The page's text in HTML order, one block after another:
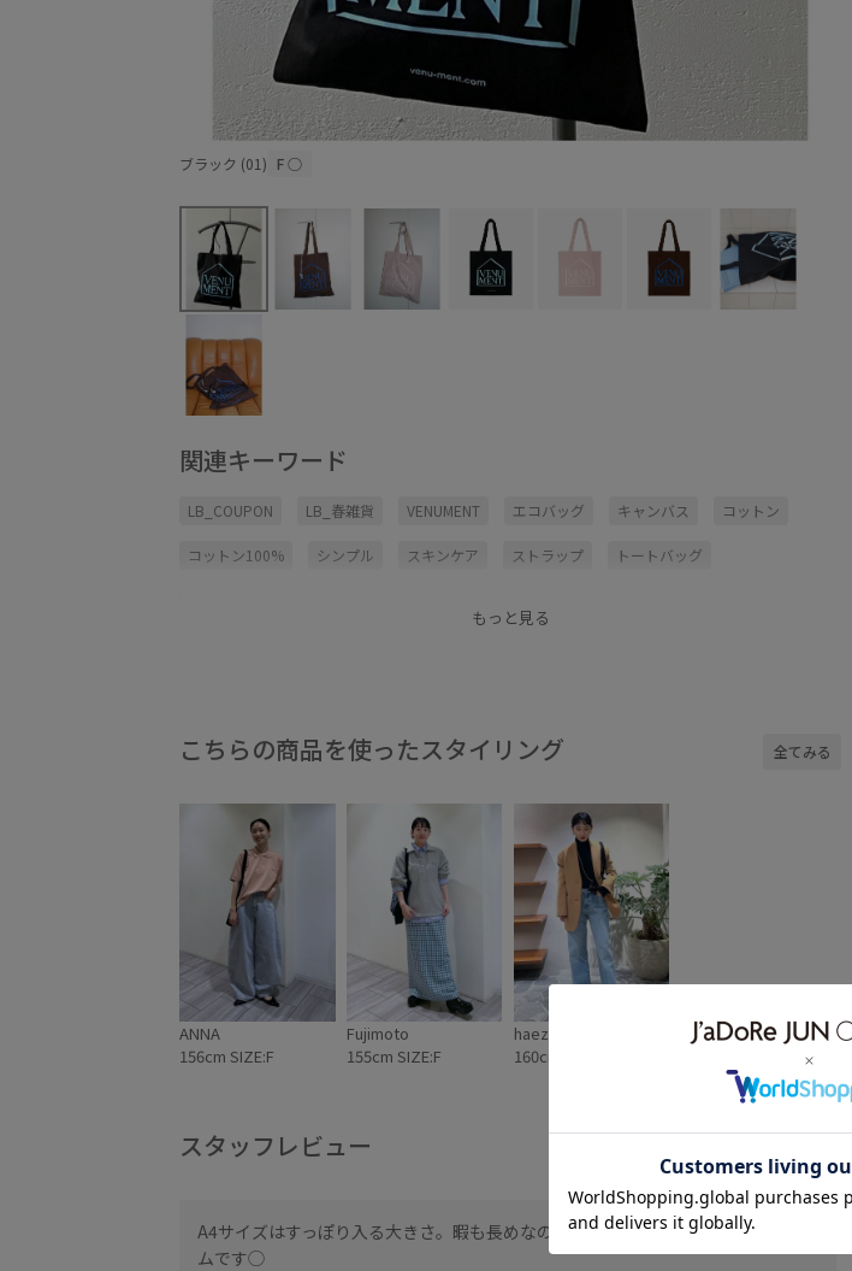
ブラック (01) F○
関連キーワード
LB_COUPON LB_春雑貨 VENUMENT エコバッグ キャンバス コットン
コットン100% シンプル スキンケア ストラップ トートバッグ
もっと見る
こちらの商品を使ったスタイリング 全てみる
ANNA
156cm SIZE:F
Fujimoto
155cm SIZE:F
haezuka kaho
160cm SIZE:F
スタッフレビュー
A4サイズはすっぽり入る大きさ。暇も長めなのでストレス無く持ちやすいアイテ
ムです◯